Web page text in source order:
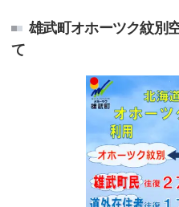
雄武町オホーツク紋別
て